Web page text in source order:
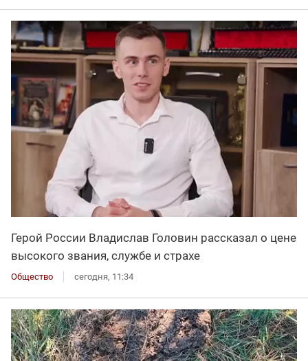
Герой России Владислав Головин рассказал о цене
высокого звания, службе и страхе
Общество сегодня, 11:34